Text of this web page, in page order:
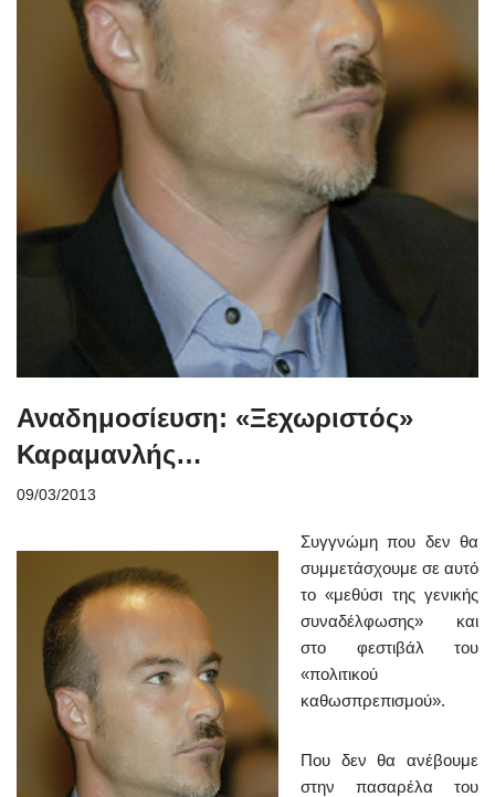
Αναδημοσίευση: «Ξεχωριστός»
Καραμανλής…
09/03/2013
Συγγνώμη που δεν θα
συμμετάσχουμε σε αυτό
το «μεθύσι της γενικής
συναδέλφωσης» και
στο φεστιβάλ του
«πολιτικού
καθωσπρεπισμού».
Που δεν θα ανέβουμε
στην πασαρέλα του